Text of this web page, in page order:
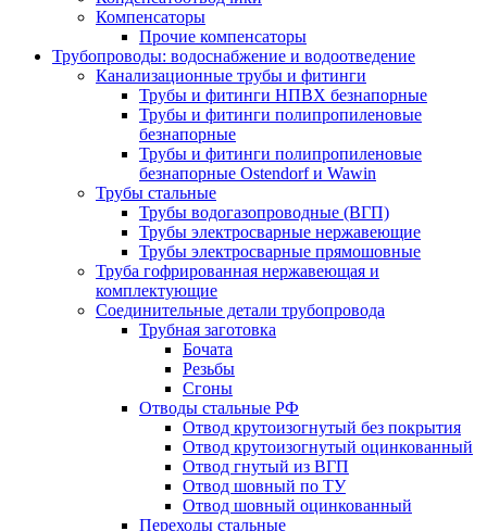
Компенсаторы
Прочие компенсаторы
Трубопроводы: водоснабжение и водоотведение
Канализационные трубы и фитинги
Трубы и фитинги НПВХ безнапорные
Трубы и фитинги полипропиленовые
безнапорные
Трубы и фитинги полипропиленовые
безнапорные Ostendorf и Wawin
Трубы стальные
Трубы водогазопроводные (ВГП)
Трубы электросварные нержавеющие
Трубы электросварные прямошовные
Труба гофрированная нержавеющая и
комплектующие
Соединительные детали трубопровода
Трубная заготовка
Бочата
Резьбы
Сгоны
Отводы стальные РФ
Отвод крутоизогнутый без покрытия
Отвод крутоизогнутый оцинкованный
Отвод гнутый из ВГП
Отвод шовный по ТУ
Отвод шовный оцинкованный
Переходы стальные